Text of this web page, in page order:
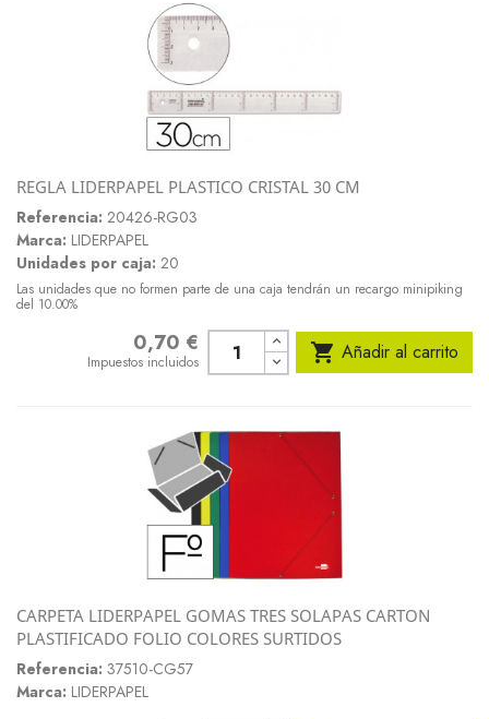
REGLA LIDERPAPEL PLASTICO CRISTAL 30 CM
Referencia: 20426-RG03
Marca: LIDERPAPEL
Unidades por caja: 20
Las unidades que no formen parte de una caja tendrán un recargo minipiking
del 10.00%
0,70 €
Impuestos incluidos  Añadir al carrito
CARPETA LIDERPAPEL GOMAS TRES SOLAPAS CARTON
PLASTIFICADO FOLIO COLORES SURTIDOS
Referencia: 37510-CG57
Marca: LIDERPAPEL